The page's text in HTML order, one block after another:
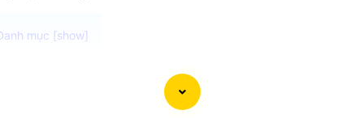
IP Thu Âm Dahua là sự kết hợp hoàn hảo giữa công
camera internet protocol và micro thu âm thanh chất